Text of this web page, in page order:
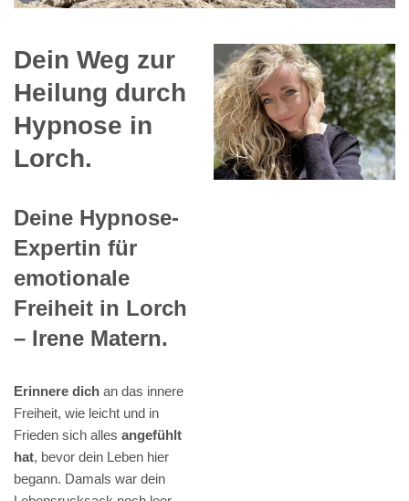
Dein Weg zur
Heilung durch
Hypnose in
Lorch.
Deine Hypnose-
Expertin für
emotionale
Freiheit in Lorch
– Irene Matern.
Erinnere dich an das innere
Freiheit, wie leicht und in
Frieden sich alles angefühlt
hat, bevor dein Leben hier
begann. Damals war dein